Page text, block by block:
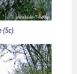
(5c).